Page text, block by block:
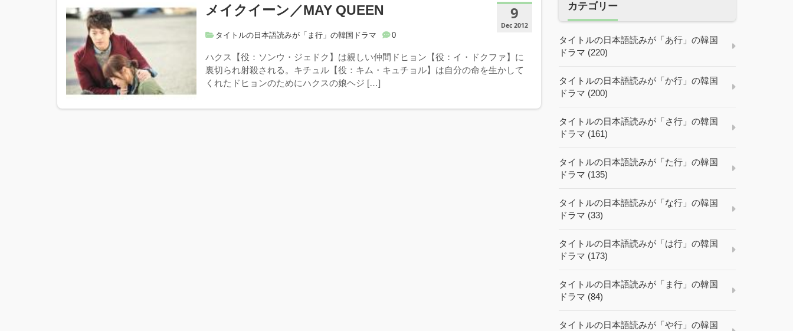
9
Dec 2012
メイクイーン／MAY QUEEN
タイトルの日本語読みが「ま行」の韓国ドラマ 0
ハクス【役：ソンウ・ジェドク】は親しい仲間ドヒョン【役：イ・ドクファ】に
裏切られ射殺される。キチュル【役：キム・キュチョル】は自分の命を生かして
くれたドヒョンのためにハクスの娘ヘジ […]
カテゴリー
タイトルの日本語読みが「あ行」の韓国
ドラマ (220)
タイトルの日本語読みが「か行」の韓国
ドラマ (200)
タイトルの日本語読みが「さ行」の韓国
ドラマ (161)
タイトルの日本語読みが「た行」の韓国
ドラマ (135)
タイトルの日本語読みが「な行」の韓国
ドラマ (33)
タイトルの日本語読みが「は行」の韓国
ドラマ (173)
タイトルの日本語読みが「ま行」の韓国
ドラマ (84)
タイトルの日本語読みが「や行」の韓国